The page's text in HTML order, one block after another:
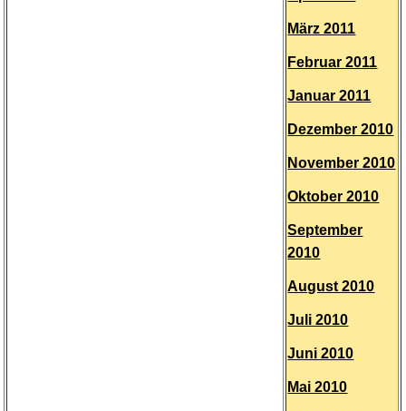
März 2011
Februar 2011
Januar 2011
Dezember 2010
November 2010
Oktober 2010
September
2010
August 2010
Juli 2010
Juni 2010
Mai 2010